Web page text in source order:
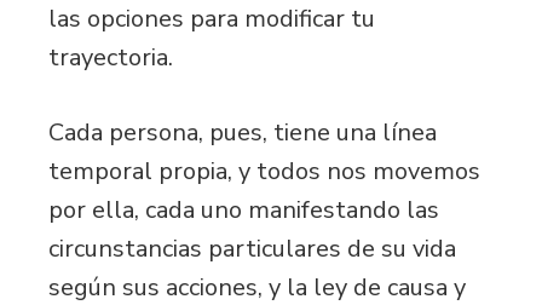
las opciones para modificar tu
trayectoria.
Cada persona, pues, tiene una línea
temporal propia, y todos nos movemos
por ella, cada uno manifestando las
circunstancias particulares de su vida
según sus acciones, y la ley de causa y